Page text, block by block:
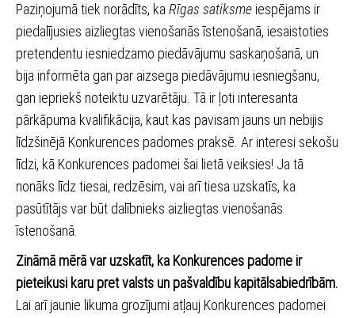
Paziņojumā tiek norādīts, ka Rīgas satiksme iespējams ir
piedalījusies aizliegtas vienošanās īstenošanā, iesaistoties
pretendentu iesniedzamo piedāvājumu saskaņošanā, un
bija informēta gan par aizsega piedāvājumu iesniegšanu,
gan iepriekš noteiktu uzvarētāju. Tā ir ļoti interesanta
pārkāpuma kvalifikācija, kaut kas pavisam jauns un nebijis
līdzšinējā Konkurences padomes praksē. Ar interesi sekošu
līdzi, kā Konkurences padomei šai lietā veiksies! Ja tā
nonāks līdz tiesai, redzēsim, vai arī tiesa uzskatīs, ka
pasūtītājs var būt dalībnieks aizliegtas vienošanās
īstenošanā.
Zināmā mērā var uzskatīt, ka Konkurences padome ir
pieteikusi karu pret valsts un pašvaldību kapitālsabiedrībām.
Lai arī jaunie likuma grozījumi atļauj Konkurences padomei